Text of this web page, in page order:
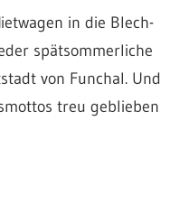
in die Blech-
spätsommerliche
von Funchal. Und
treu geblieben